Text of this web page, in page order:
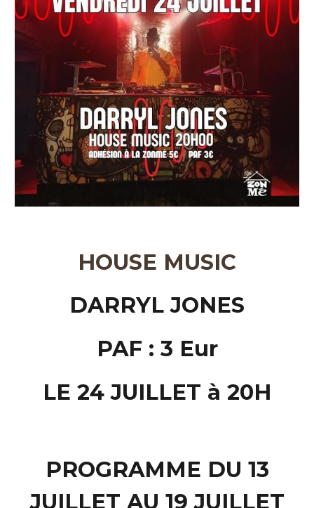
HOUSE MUSIC
DARRYL JONES
PAF : 3 Eur
LE 24 JUILLET à 20H
PROGRAMME DU 13
JUILLET AU 19 JUILLET